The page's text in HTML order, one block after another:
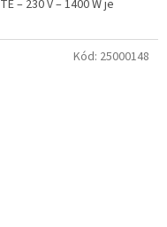
– 230 V – 1400 W je
Kód: 25000148